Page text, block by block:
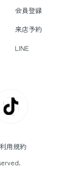
会員登録
来店予約
LINE
利用規約